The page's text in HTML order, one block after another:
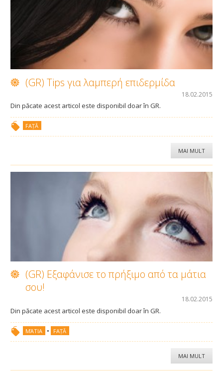
Extra Tratament
Azulene Mask
Foot Scrub
ȘTIAȚI CĂ…?
UNDE LE GĂSESC
CONTACT
(GR) Tips για λαμπερή επιδερμίδα
18.02.2015
Din păcate acest articol este disponibil doar în GR.
FAȚĂ
MAI MULT
(GR) Εξαφάνισε το πρήξιμο από τα μάτια
σου!
18.02.2015
Din păcate acest articol este disponibil doar în GR.
ΜΆΤΙΑ • FAȚĂ
MAI MULT